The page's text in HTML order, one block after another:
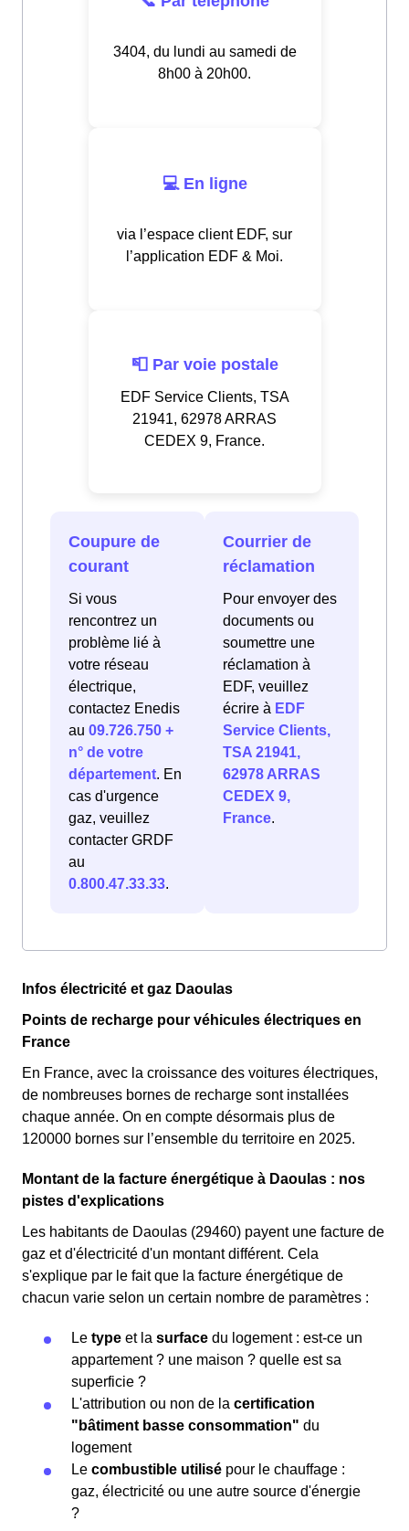
3404, du lundi au samedi de
8h00 à 20h00.
💻 En ligne
via l’espace client EDF, sur
l’application EDF & Moi.
📮 Par voie postale
EDF Service Clients, TSA
21941, 62978 ARRAS
CEDEX 9, France.
Coupure de
courant
Si vous
rencontrez un
problème lié à
votre réseau
électrique,
contactez Enedis
au 09.726.750 +
n° de votre
département. En
cas d'urgence
gaz, veuillez
contacter GRDF
au
0.800.47.33.33.
Courrier de
réclamation
Pour envoyer des
documents ou
soumettre une
réclamation à
EDF, veuillez
écrire à EDF
Service Clients,
TSA 21941,
62978 ARRAS
CEDEX 9,
France.
Infos électricité et gaz Daoulas
Points de recharge pour véhicules électriques en
France
En France, avec la croissance des voitures électriques,
de nombreuses bornes de recharge sont installées
chaque année. On en compte désormais plus de
120000 bornes sur l’ensemble du territoire en 2025.
Montant de la facture énergétique à Daoulas : nos
pistes d'explications
Les habitants de Daoulas (29460) payent une facture de
gaz et d'électricité d'un montant différent. Cela
s'explique par le fait que la facture énergétique de
chacun varie selon un certain nombre de paramètres :
Le type et la surface du logement : est-ce un
appartement ? une maison ? quelle est sa
superficie ?
L'attribution ou non de la certification
"bâtiment basse consommation" du
logement
Le combustible utilisé pour le chauffage :
gaz, électricité ou une autre source d'énergie
?